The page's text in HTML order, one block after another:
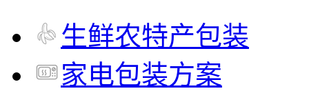
生鲜农特产包装
家电包装方案